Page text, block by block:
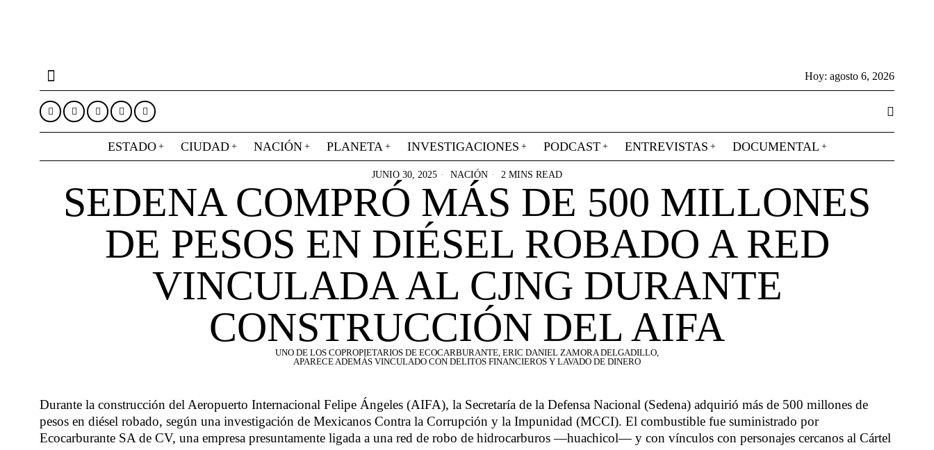
Hoy: agosto 6, 2026
ESTADO CIUDAD NACIÓN PLANETA INVESTIGACIONES PODCAST ENTREVISTAS DOCUMENTAL
JUNIO 30, 2025 NACIÓN 2 MINS READ
SEDENA COMPRÓ MÁS DE 500 MILLONES
DE PESOS EN DIÉSEL ROBADO A RED
VINCULADA AL CJNG DURANTE
CONSTRUCCIÓN DEL AIFA
UNO DE LOS COPROPIETARIOS DE ECOCARBURANTE, ERIC DANIEL ZAMORA DELGADILLO,
APARECE ADEMÁS VINCULADO CON DELITOS FINANCIEROS Y LAVADO DE DINERO
Durante la construcción del Aeropuerto Internacional Felipe Ángeles (AIFA), la Secretaría de la Defensa Nacional (Sedena) adquirió más de 500 millones de
pesos en diésel robado, según una investigación de Mexicanos Contra la Corrupción y la Impunidad (MCCI). El combustible fue suministrado por
Ecocarburante SA de CV, una empresa presuntamente ligada a una red de robo de hidrocarburos —huachicol— y con vínculos con personajes cercanos al Cártel